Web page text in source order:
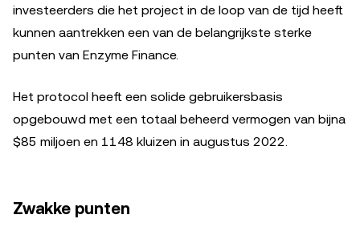
investeerders die het project in de loop van de tijd heeft
kunnen aantrekken een van de belangrijkste sterke
punten van Enzyme Finance.
Het protocol heeft een solide gebruikersbasis
opgebouwd met een totaal beheerd vermogen van bijna
$85 miljoen en 1148 kluizen in augustus 2022.
Zwakke punten